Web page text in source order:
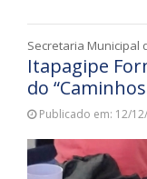
Secretaria Municipal
Itapagipe
do
Publicado em: 12/